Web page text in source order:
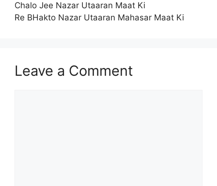
Chalo Jee Nazar Utaaran Maat Ki
Re BHakto Nazar Utaaran Mahasar Maat Ki
Leave a Comment